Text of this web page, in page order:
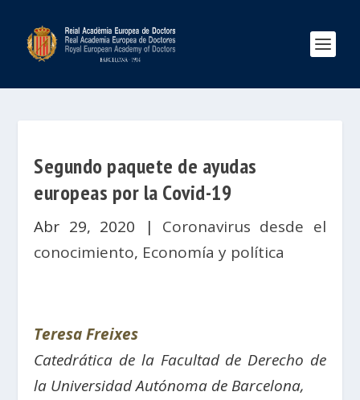
Segundo paquete de ayudas
europeas por la Covid-19
Abr 29, 2020 | Coronavirus desde el
conocimiento, Economía y política
Teresa Freixes
Catedrática de la Facultad de Derecho de
la Universidad Autónoma de Barcelona,